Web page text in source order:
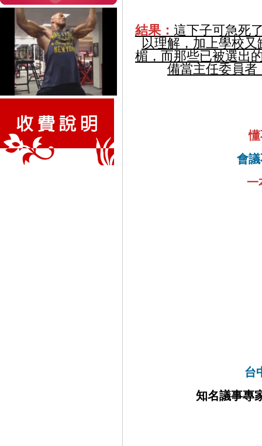
結果： 這下子可急死
以理解，加上學校
楣，而那些已被選出
備當主任委員者
會
一
台
知名議事專